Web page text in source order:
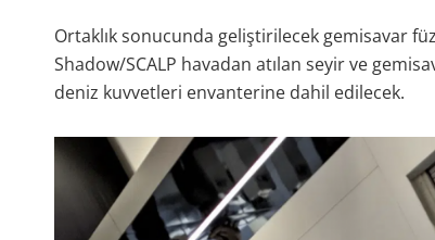
Ortaklık sonucunda geliştirilecek gemisavar
Shadow/SCALP havadan atılan seyir ve
deniz kuvvetleri envanterine dahil edilecek.